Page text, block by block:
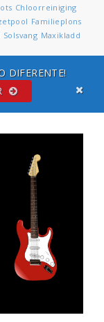
Chloorreiniging
Familieplons
Solsvang Maxikladd